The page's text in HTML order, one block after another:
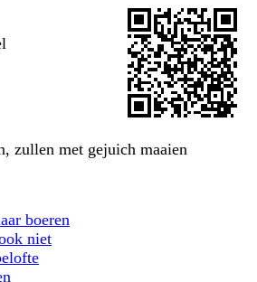
zullen met gejuich maaien
boeren
niet